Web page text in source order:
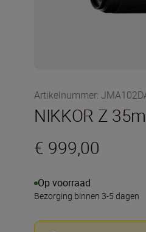
Artikelnummer:
NIKKOR Z
€ 999,00
Op voorraad
Bezorging binnen 3-5 dagen